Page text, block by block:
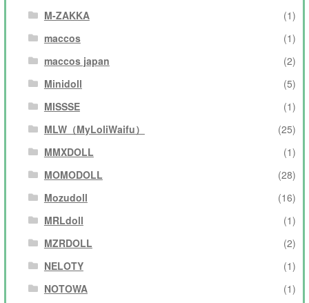
M-ZAKKA
(1)
maccos
(1)
maccos japan
(2)
Minidoll
(5)
MISSSE
(1)
MLW（MyLoliWaifu）
(25)
MMXDOLL
(1)
MOMODOLL
(28)
Mozudoll
(16)
MRLdoll
(1)
MZRDOLL
(2)
NELOTY
(1)
NOTOWA
(1)